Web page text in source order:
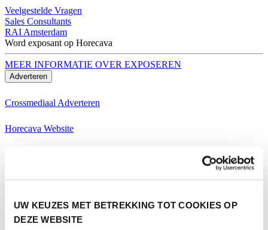
UW KEUZES MET BETREKKING TOT COOKIES OP
DEZE WEBSITE
Veelgestelde Vragen
Sales Consultants
RAI Amsterdam
Word exposant op Horecava
MEER INFORMATIE OVER EXPOSEREN
Adverteren
Crossmediaal Adverteren
Horecava Website
Horecava Social Media
Bezoeken